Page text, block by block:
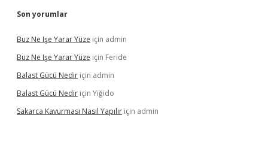
Son yorumlar
Buz Ne Işe Yarar Yüze için admin
Buz Ne Işe Yarar Yüze için Feride
Balast Gücü Nedir için admin
Balast Gücü Nedir için Yiğido
Sakarca Kavurması Nasıl Yapılır için admin